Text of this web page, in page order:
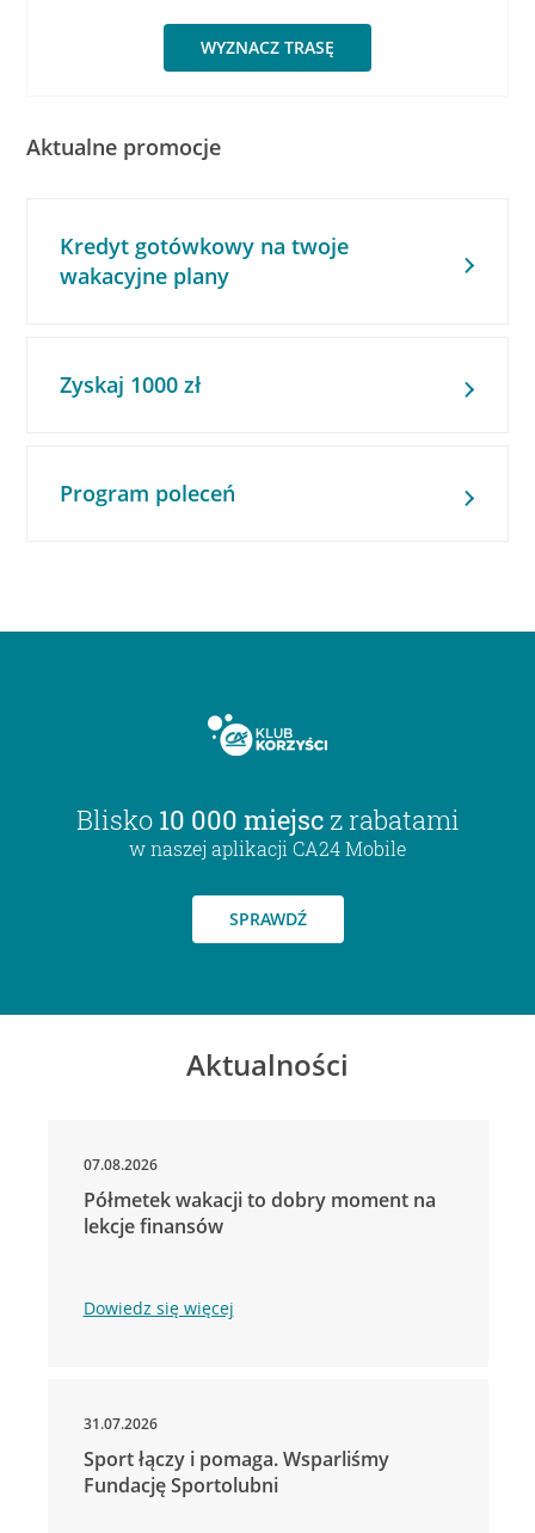
WYZNACZ TRASĘ
Aktualne promocje
Kredyt gotówkowy na twoje
wakacyjne plany
Zyskaj 1000 zł
Program poleceń
Blisko 10 000 miejsc z rabatami
w naszej aplikacji CA24 Mobile
SPRAWDŹ
Aktualności
07.08.2026
Półmetek wakacji to dobry moment na
lekcje finansów
Dowiedz się więcej
31.07.2026
Sport łączy i pomaga. Wsparliśmy
Fundację Sportolubni